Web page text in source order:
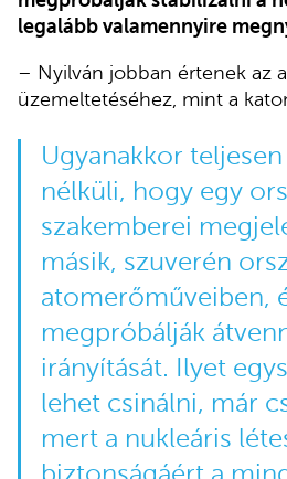
legalább valamennyire
– Nyilván jobban értenek az
üzemeltetéséhez, mint a
Ugyanakkor
nélküli, hogy egy
szakemberei
másik, szuverén
atomerőműveiben,
megpróbálják
irányítását. Ilyet
lehet csinálni, már
mert a nukleáris